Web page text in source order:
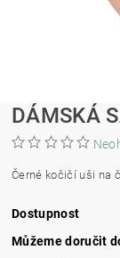
DÁMSKÁ
Černé kočičí uši na
Dostupnost
Můžeme doručit